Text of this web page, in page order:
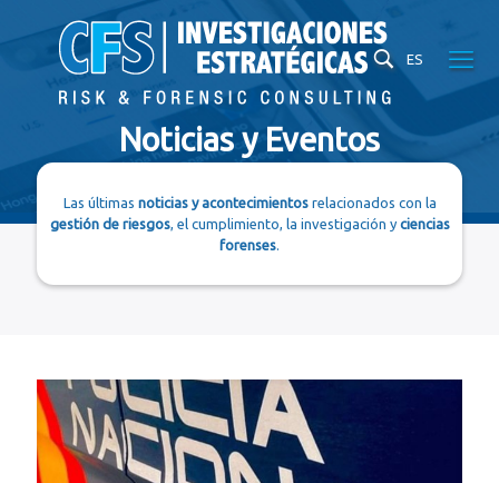
ES
Noticias y Eventos
Las últimas noticias y acontecimientosrelacionados con la
gestión de riesgos, el cumplimiento, la investigación yciencias
forenses.